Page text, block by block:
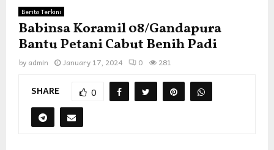
Berita Terkini
Babinsa Koramil 08/Gandapura
Bantu Petani Cabut Benih Padi
by admin January 17, 2024 0 281
SHARE 0